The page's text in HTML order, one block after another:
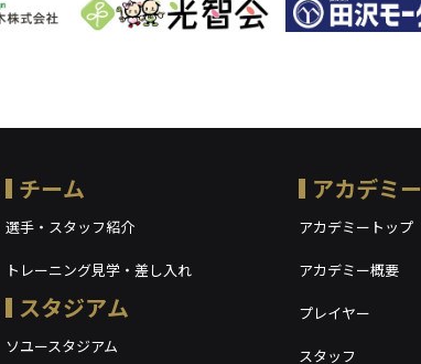
チーム
選手・スタッフ紹介
トレーニング見学・差し入れ
スタジアム
ソユースタジアム
アカデミ
アカデミートップ
アカデミー概要
プレイヤー
スタッフ